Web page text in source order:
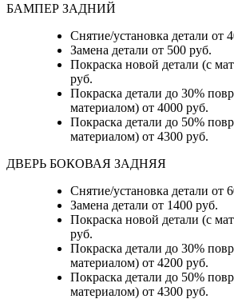
БАМПЕР ЗАДНИЙ
Снятие/установка детали от
Замена детали от 500 руб.
Покраска новой детали (с
руб.
Покраска детали до 30%
материалом) от 4000 руб.
Покраска детали до 50%
материалом) от 4300 руб.
ДВЕРЬ БОКОВАЯ ЗАДНЯЯ
Снятие/установка детали от
Замена детали от 1400 руб.
Покраска новой детали (с
руб.
Покраска детали до 30%
материалом) от 4200 руб.
Покраска детали до 50%
материалом) от 4300 руб.